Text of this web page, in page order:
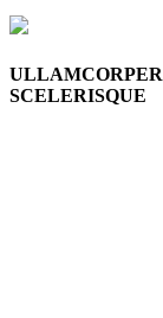
SCELERISQUE